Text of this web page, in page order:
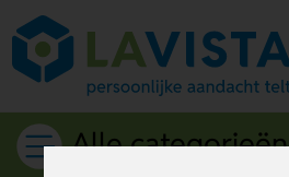
Alle categorieën